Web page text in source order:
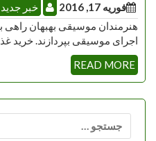
فوریه 17, 2016 خبر جدید
هنرمندان موسیقی بهبهان راهی
اجرای موسیقی بپردازند. خرید غذا
READ MORE
برای: